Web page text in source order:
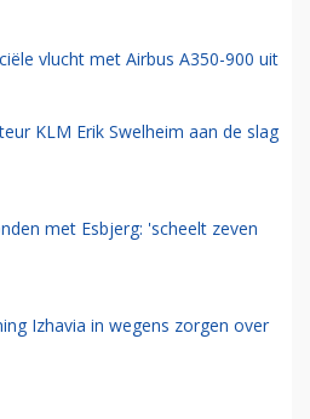
vlucht met Airbus A350-900 uit
KLM Erik Swelheim aan de slag
met Esbjerg: 'scheelt zeven
Izhavia in wegens zorgen over